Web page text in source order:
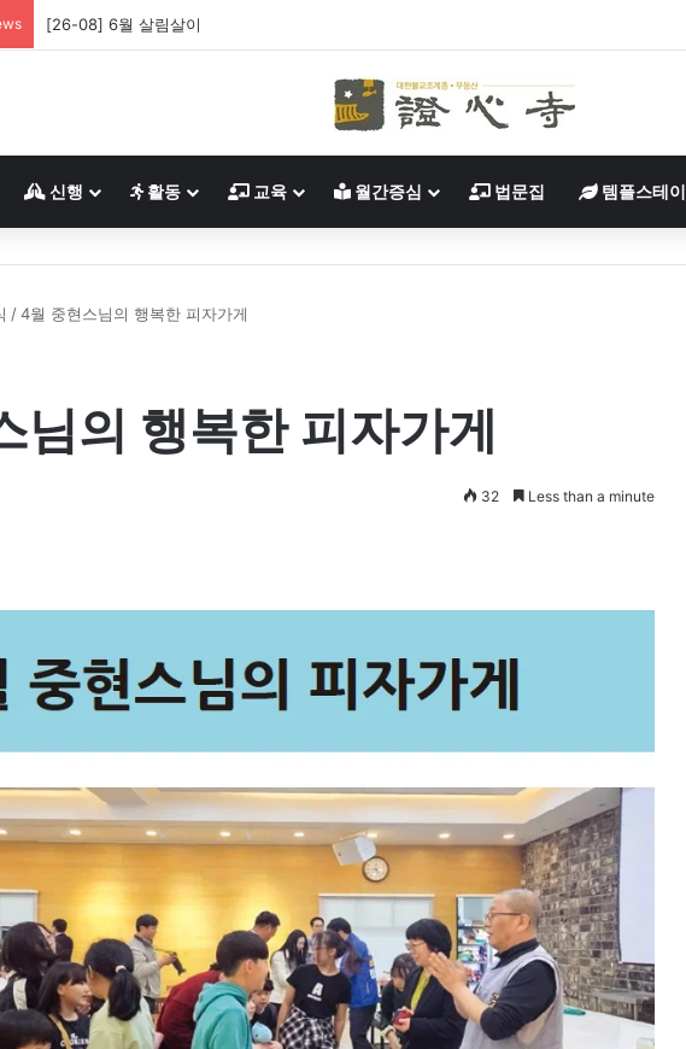
[26-08] 6월 살림살이
신행 활동 교육 월간증심 법문집 템플스테이
/4월 중현스님의 행복한 피자가게
님의 행복한 피자가게
32 Less than a minute